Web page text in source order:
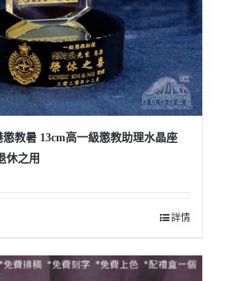
教暑 13cm高一級懲教助理水晶座
休之用
詳情